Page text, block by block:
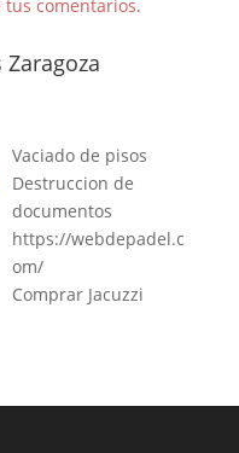
tus comentarios.
Vaciado de pisos
Destruccion de
documentos
https://webdepadel.c
om/
Comprar Jacuzzi